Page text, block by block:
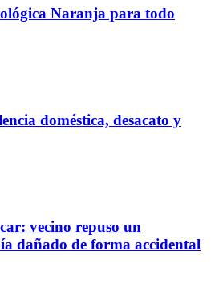
Naranja para todo
doméstica, desacato y
vecino repuso un
dañado de forma accidental